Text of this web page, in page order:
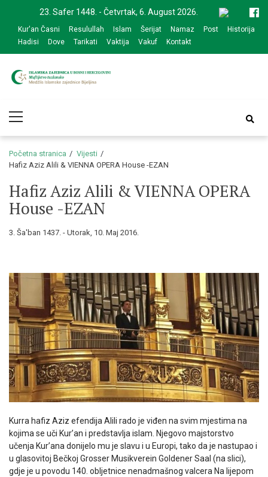
navigation
content
23. Safer 1448. - Četvrtak, 6. August 2026.
Kur'an Časni Resulullah Islam Šerijat Namaz Post
Historija
Hadisi
Dove Tarikati Vaktija Vakuf Kontakt
zajednice Bijeljina
Menu
Početna stranica
Vijesti
Hafiz Aziz Alili & VIENNA OPERA House -EZAN
Hafiz Aziz Alili & VIENNA OPERA
House -EZAN
3. Ša'ban 1437. - Utorak, 10. Maj 2016.
Kurra hafiz Aziz efendija Alili rado je viđen na svim mjestima na
kojima se uči Kur’an i predstavlja islam. Njegovo majstorstvo
učenja Kur’ana donijelo mu je slavu i u Europi, tako da je nastupao i
u glasovitoj Bečkoj Grosser Musikverein Goldener Saal (na slici),
gdje je u povodu 140. obljetnice nenadmašnog valcera Na lijepom